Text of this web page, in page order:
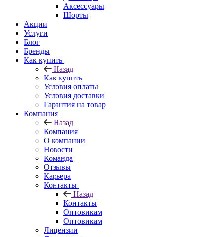
Аксессуары
Шорты
Акции
Услуги
Блог
Бренды
Как купить
Назад
Как купить
Условия оплаты
Условия доставки
Гарантия на товар
Компания
Назад
Компания
О компании
Новости
Команда
Отзывы
Карьера
Контакты
Назад
Контакты
Оптовикам
Оптовикам
Лицензии